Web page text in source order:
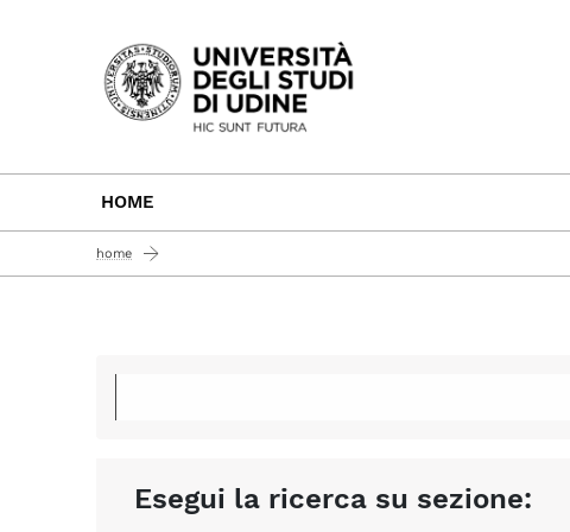
Passa al contenuto principale
HOME
home
Esegui la ricerca su sezione: